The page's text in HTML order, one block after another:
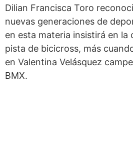
Dilian Francisca Toro
nuevas generaciones de
en esta materia insistirá en la
pista de bicicross, más
en Valentina Velásquez
BMX.